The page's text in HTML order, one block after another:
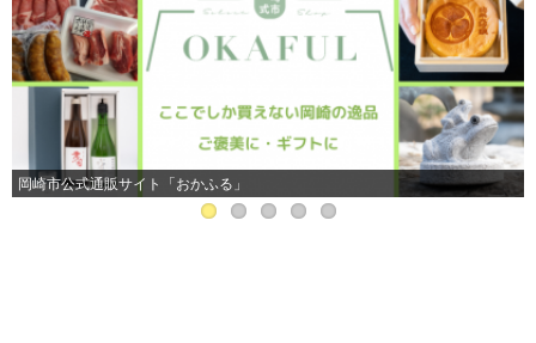
岡崎市公式通販サイト「おかふる」